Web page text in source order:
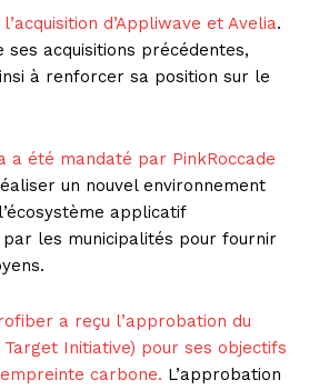
d’Appliwave et Avelia.
ses acquisitions précédentes,
à renforcer sa position sur le
a été mandaté par PinkRoccade
un nouvel environnement
applicatif
les municipalités pour fournir
a reçu l’approbation du
Target Initiative) pour ses objectifs
carbone. L’approbation